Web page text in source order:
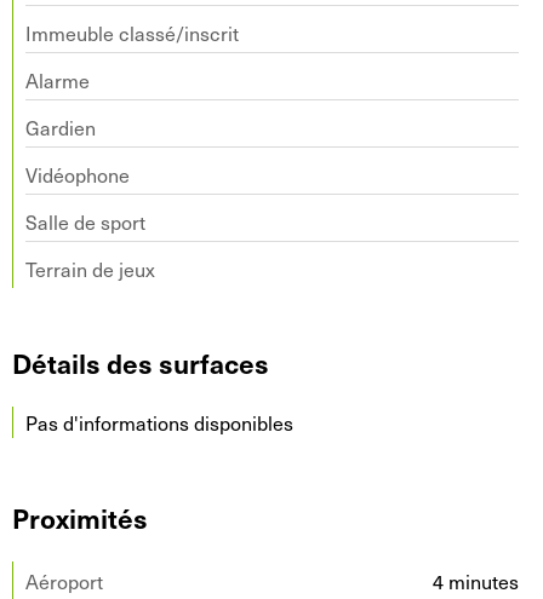
Immeuble classé/inscrit
Alarme
Gardien
Vidéophone
Salle de sport
Terrain de jeux
Détails des surfaces
Pas d'informations disponibles
Proximités
Aéroport
4 minutes